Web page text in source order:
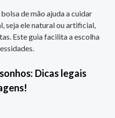
de mão ajuda a cuidar
seja ele natural ou artificial,
Este guia facilita a escolha
Dicas legais